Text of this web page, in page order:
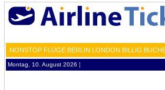
NONSTOP FLÜGE BERLIN LONDON BILLIG
Montag, 10. August 2026 ¦